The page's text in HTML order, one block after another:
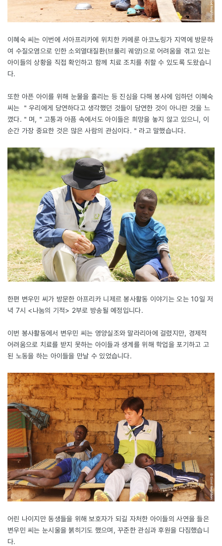
이혜숙 씨는 이번에 서아프리카에 위치한 카메룬 아코노링가 지역에 방문하
여 수질오염으로 인한 소외열대질환(브룰리 궤양)으로 어려움을 겪고 있는
아이들의 상황을 직접 확인하고 함께 치료 조치를 취할 수 있도록 도왔습니
다.
또한 아픈 아이를 위해 눈물을 흘리는 등 진심을 다해 봉사에 임하던 이혜숙
씨는 ＂우리에게 당연하다고 생각했던 것들이 당연한 것이 아니란 것을 느
꼈다.＂며,＂고통과 아픔 속에서도 아이들은 희망을 놓지 않고 있으니, 이
순간 가장 중요한 것은 많은 사람의 관심이다.＂라고 말했습니다.
한편 변우민 씨가 방문한 아프리카 니제르 봉사활동 이야기는 오는 10일 저
녁 7시 <나눔의 기적> 2부로 방송될 예정입니다.
이번 봉사활동에서 변우민 씨는 영양실조와 말라리아에 걸렸지만, 경제적
어려움으로 치료를 받지 못하는 아이들과 생계를 위해 학업을 포기하고 고
된 노동을 하는 아이들을 만날 수 있었습니다.
어린 나이지만 동생들을 위해 보호자가 되길 자처한 아이들의 사연을 들은
변우민 씨는 눈시울을 붉히기도 했으며, 꾸준한 관심과 후원을 다짐했습니
다.